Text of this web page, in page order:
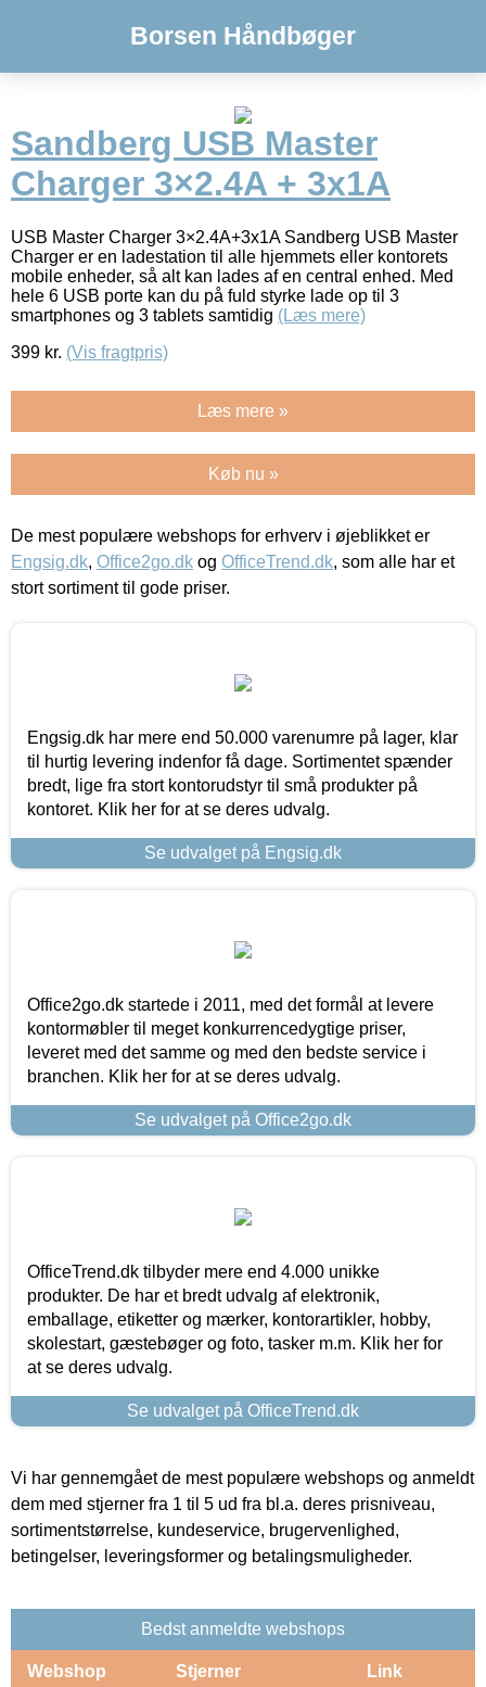
Borsen Håndbøger
Sandberg USB Master
Charger 3×2.4A + 3x1A
USB Master Charger 3×2.4A+3x1A Sandberg USB Master
Charger er en ladestation til alle hjemmets eller kontorets
mobile enheder, så alt kan lades af en central enhed. Med
hele 6 USB porte kan du på fuld styrke lade op til 3
smartphones og 3 tablets samtidig (Læs mere)
399 kr. (Vis fragtpris)
Læs mere »
Køb nu »
De mest populære webshops for erhverv i øjeblikket er
Engsig.dk, Office2go.dk og OfficeTrend.dk, som alle har et
stort sortiment til gode priser.
Engsig.dk har mere end 50.000 varenumre på lager, klar
til hurtig levering indenfor få dage. Sortimentet spænder
bredt, lige fra stort kontorudstyr til små produkter på
kontoret. Klik her for at se deres udvalg.
Se udvalget på Engsig.dk
Office2go.dk startede i 2011, med det formål at levere
kontormøbler til meget konkurrencedygtige priser,
leveret med det samme og med den bedste service i
branchen. Klik her for at se deres udvalg.
Se udvalget på Office2go.dk
OfficeTrend.dk tilbyder mere end 4.000 unikke
produkter. De har et bredt udvalg af elektronik,
emballage, etiketter og mærker, kontorartikler, hobby,
skolestart, gæstebøger og foto, tasker m.m. Klik her for
at se deres udvalg.
Se udvalget på OfficeTrend.dk
Vi har gennemgået de mest populære webshops og anmeldt
dem med stjerner fra 1 til 5 ud fra bl.a. deres prisniveau,
sortimentstørrelse, kundeservice, brugervenlighed,
betingelser, leveringsformer og betalingsmuligheder.
Bedst anmeldte webshops
Webshop Stjerner Link